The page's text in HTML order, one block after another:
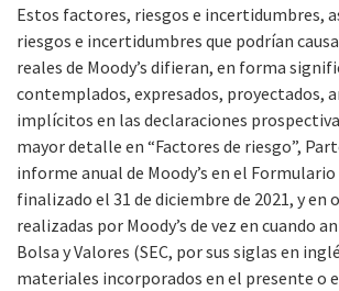
Estos factores, riesgos e incertidumbres,
riesgos e incertidumbres que podrían
reales de Moody’s difieran, en forma
contemplados, expresados, proyectados,
implícitos en las declaraciones
mayor detalle en “Factores de riesgo”,
informe anual de Moody’s en el
finalizado el 31 de diciembre de 2021, y
realizadas por Moody’s de vez en cuando
Bolsa y Valores (SEC, por sus siglas en
materiales incorporados en el presente o